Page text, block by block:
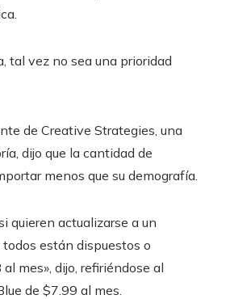
tal vez no sea una prioridad
de Creative Strategies, una
dijo que la cantidad de
menos que su demografía.
quieren actualizarse a un
están dispuestos o
mes», dijo, refiriéndose al
de $7.99 al mes.